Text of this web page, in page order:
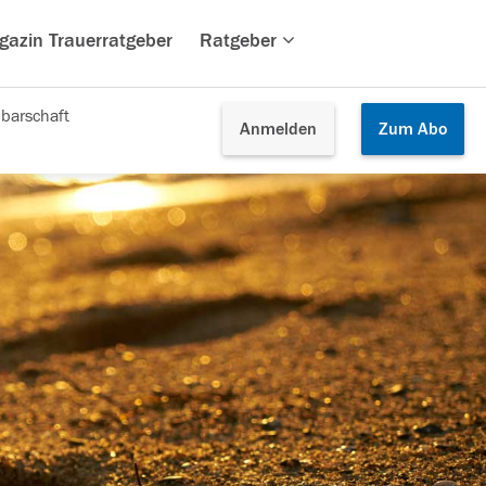
Trauerratgeber Ratgeber
Anmelden Zum Abo